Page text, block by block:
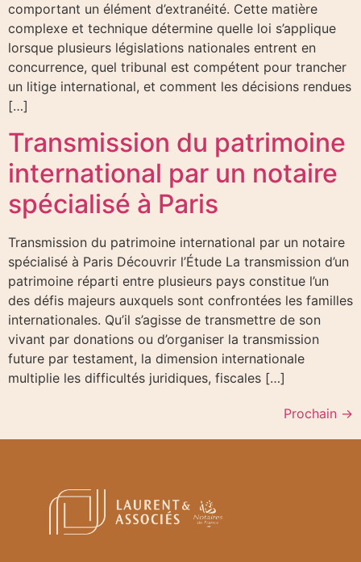
comportant un élément d’extranéité. Cette matière
complexe et technique détermine quelle loi s’applique
lorsque plusieurs législations nationales entrent en
concurrence, quel tribunal est compétent pour trancher
un litige international, et comment les décisions rendues
[…]
Transmission du patrimoine
international par un notaire
spécialisé à Paris
Transmission du patrimoine international par un notaire
spécialisé à Paris Découvrir l’Étude La transmission d’un
patrimoine réparti entre plusieurs pays constitue l’un
des défis majeurs auxquels sont confrontées les familles
internationales. Qu’il s’agisse de transmettre de son
vivant par donations ou d’organiser la transmission
future par testament, la dimension internationale
multiplie les difficultés juridiques, fiscales […]
Prochain →